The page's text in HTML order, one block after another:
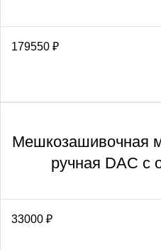
179550 ₽
Мешкозашивочная
ручная DAC с
33000 ₽